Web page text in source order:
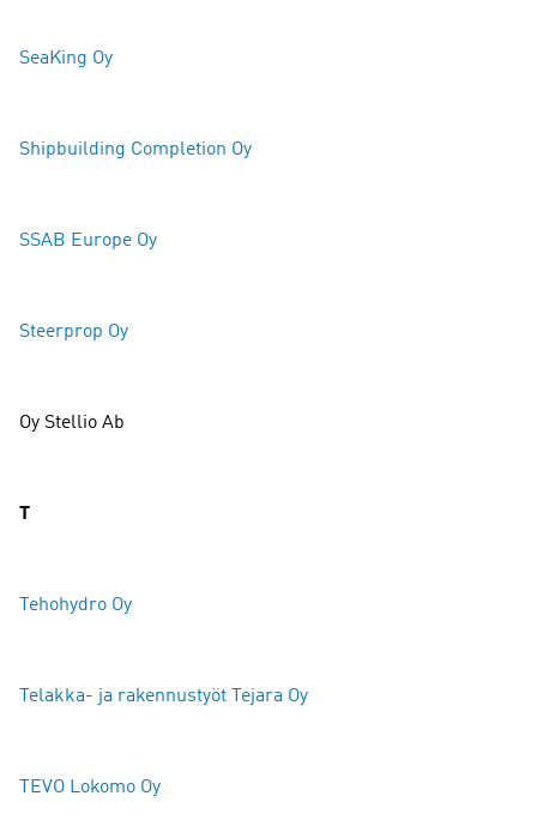
SeaKing Oy
Shipbuilding Completion Oy
SSAB Europe Oy
Steerprop Oy
Oy Stellio Ab
T
Tehohydro Oy
Telakka- ja rakennustyöt Tejara Oy
TEVO Lokomo Oy